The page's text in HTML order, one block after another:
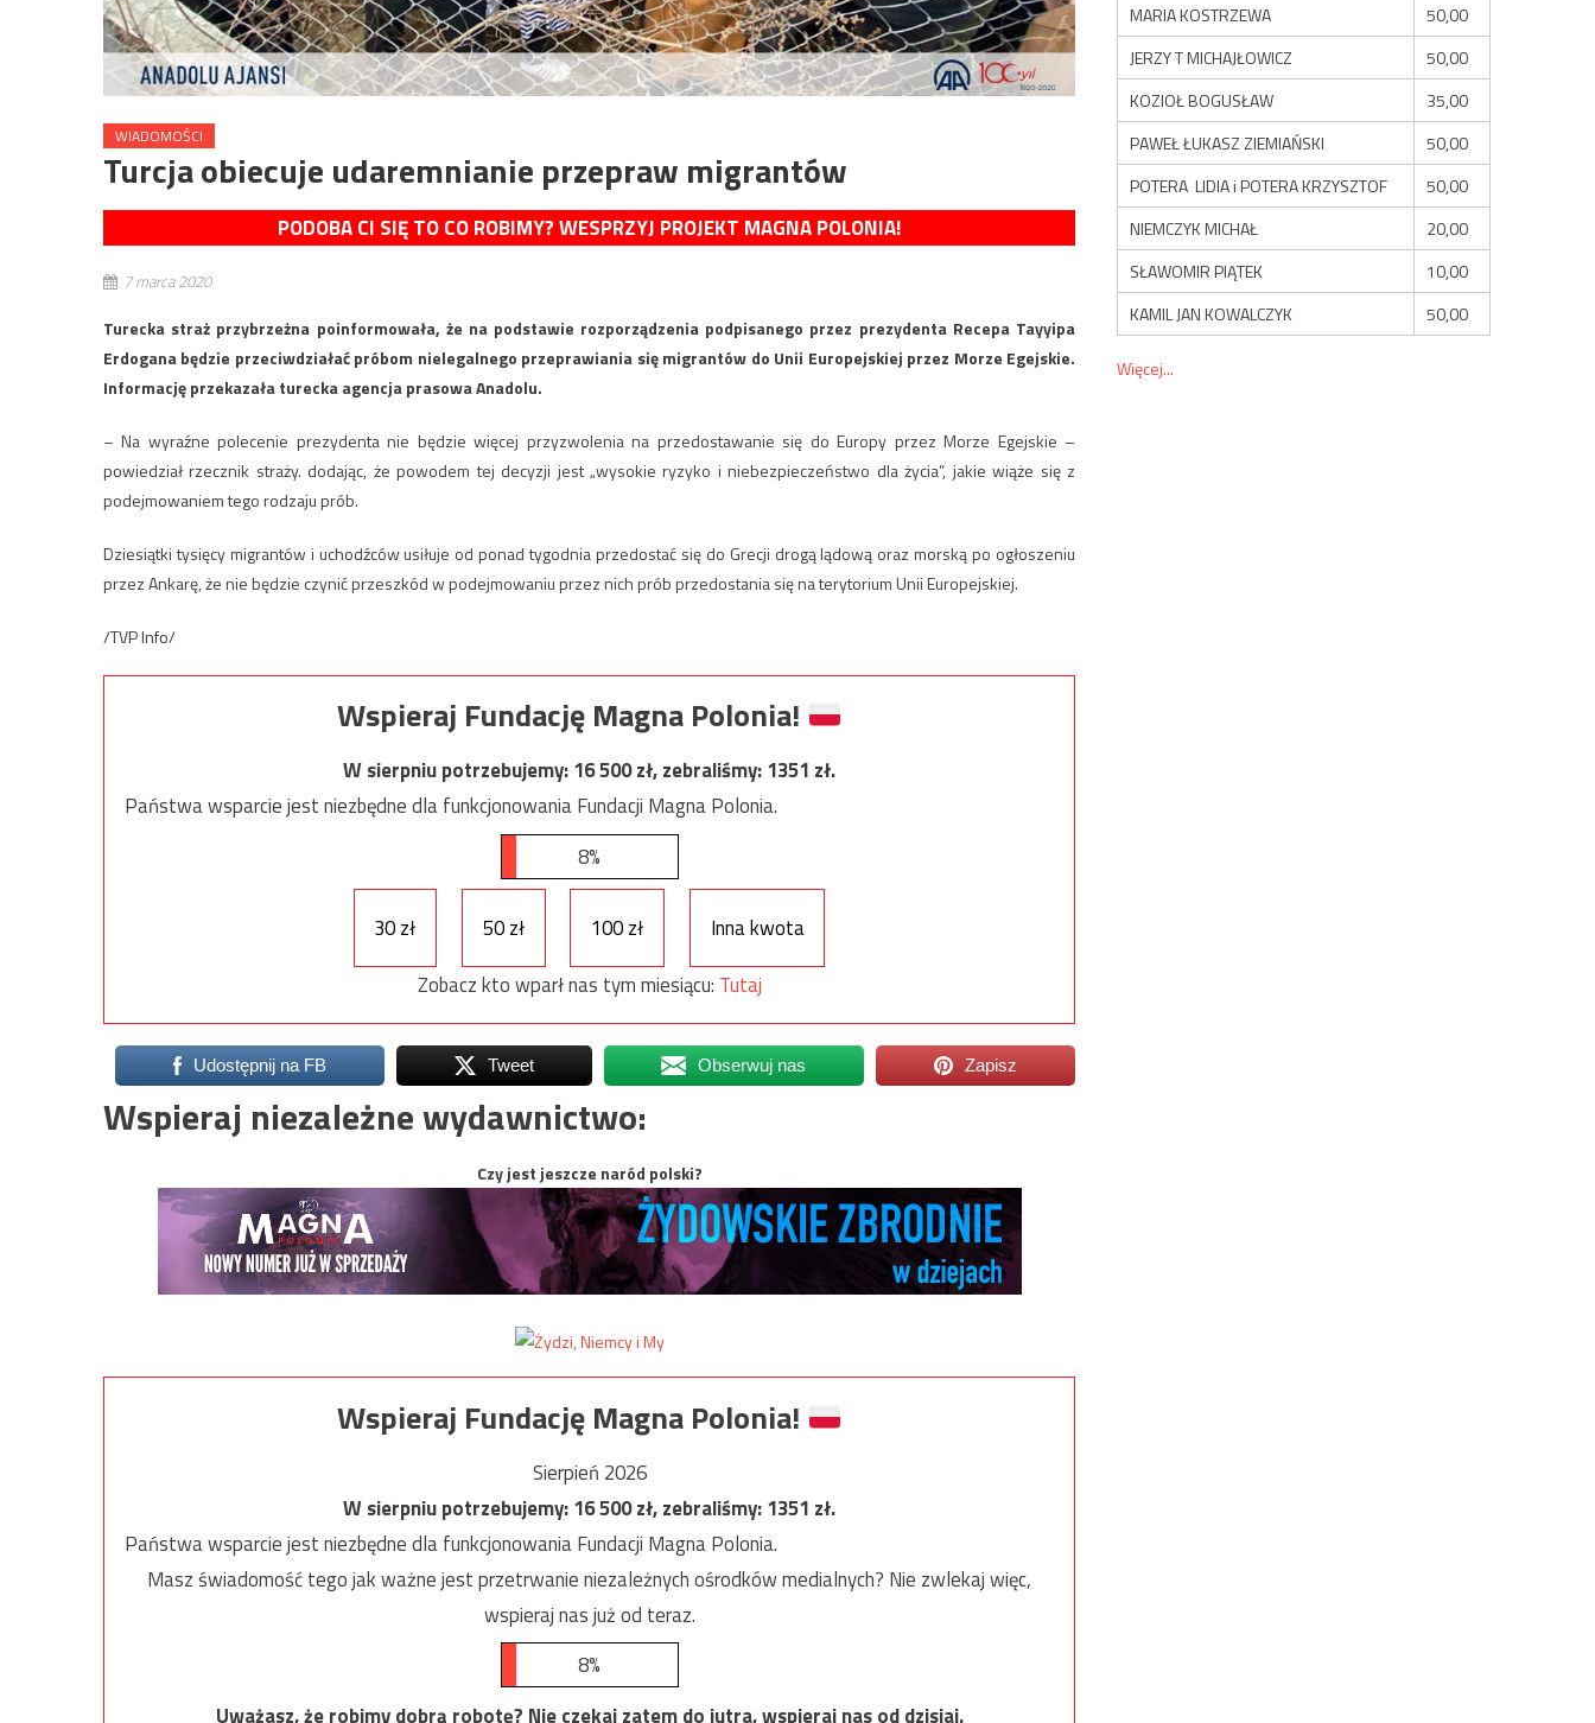
WIADOMOŚCI
Turcja obiecuje udaremnianie przepraw migrantów
PODOBA CI SIĘ TO CO ROBIMY? WESPRZYJ PROJEKT MAGNA POLONIA!
7 marca 2020
Turecka straż przybrzeżna poinformowała, że na podstawie rozporządzenia podpisanego przez prezydenta Recepa Tayyipa
Erdogana będzie przeciwdziałać próbom nielegalnego przeprawiania się migrantów do Unii Europejskiej przez Morze Egejskie.
Informację przekazała turecka agencja prasowa Anadolu.
– Na wyraźne polecenie prezydenta nie będzie więcej przyzwolenia na przedostawanie się do Europy przez Morze Egejskie –
powiedział rzecznik straży. dodając, że powodem tej decyzji jest „wysokie ryzyko i niebezpieczeństwo dla życia”, jakie wiąże się z
podejmowaniem tego rodzaju prób.
Dziesiątki tysięcy migrantów i uchodźców usiłuje od ponad tygodnia przedostać się do Grecji drogą lądową oraz morską po ogłoszeniu
przez Ankarę, że nie będzie czynić przeszkód w podejmowaniu przez nich prób przedostania się na terytorium Unii Europejskiej.
/TVP Info/
Wspieraj Fundację Magna Polonia!
W sierpniu potrzebujemy:16 500zł, zebraliśmy:1351 zł.
Państwa wsparcie jest niezbędne dla funkcjonowania Fundacji Magna Polonia.
8%
30 zł 50 zł 100 zł
Inna kwota
Zobacz kto wparł nas tym miesiącu: Tutaj
Udostępnij na FB Tweet Obserwuj nas Zapisz
Wspieraj niezależne wydawnictwo:
Czy jest jeszcze naród polski?
Wspieraj Fundację Magna Polonia!
Sierpień 2026
W sierpniu potrzebujemy:16 500zł, zebraliśmy:1351 zł.
Państwa wsparcie jest niezbędne dla funkcjonowania Fundacji Magna Polonia.
Masz świadomość tego jak ważne jest przetrwanie niezależnych ośrodków medialnych? Nie zwlekaj więc,
wspieraj nas już od teraz.
8%
Uważasz, że robimy dobrą robotę? Nie czekaj zatem do jutra, wspieraj nas od dzisiaj.
MARIA KOSTRZEWA
50,00
JERZY T MICHAJŁOWICZ
50,00
KOZIOŁ BOGUSŁAW
35,00
PAWEŁ ŁUKASZ ZIEMIAŃSKI
50,00
POTERA LIDIA i POTERA KRZYSZTOF
50,00
NIEMCZYK MICHAŁ
20,00
SŁAWOMIR PIĄTEK
10,00
KAMIL JAN KOWALCZYK
50,00
Więcej...